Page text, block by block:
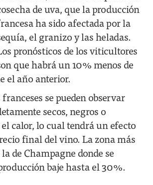
de uva, que la producción
ha sido afectada por la
el granizo y las heladas.
pronósticos de los viticultores
que habrá un 10% menos de
el año anterior.
se pueden observar
secos, negros o
calor, lo cual tendrá un efecto
final del vino. La zona más
de Champagne donde se
baje hasta el 30%.